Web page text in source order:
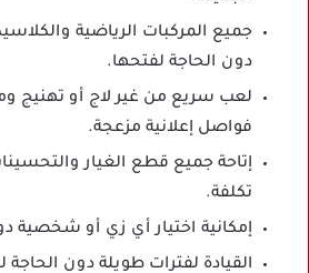
جميع المركبات الرياضية
دون الحاجة لفتحها.
لعب سريع من غير لاج أو تهنيج
فواصل إعلانية مزعجة.
إتاحة جميع قطع الغيار
تكلفة.
إمكانية اختيار أي زي أو شخصية
القيادة لفترات طويلة دون